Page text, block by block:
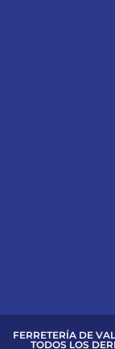
FERRETERÍA DE
TODOS LOS